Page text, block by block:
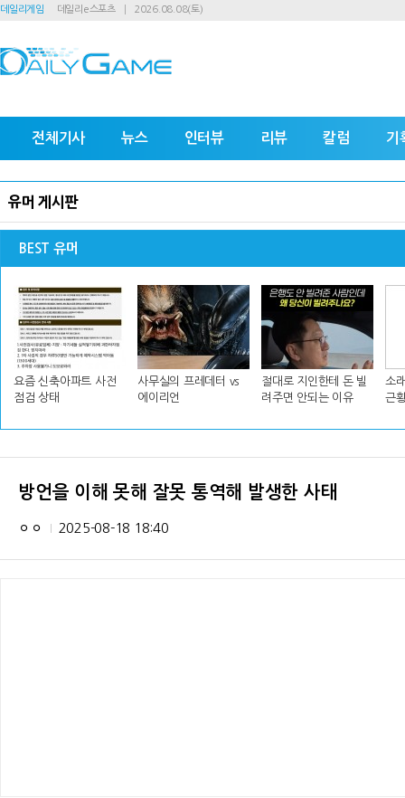
데일리게임 데일리e스포츠 2026.08.08(토)
전체기사 뉴스 인터뷰 리뷰 칼럼 기
유머 게시판
BEST 유머
요즘 신축아파트 사전
점검 상태
사무실의 프레데터 vs
에이리언
절대로 지인한테 돈 빌
려주면 안되는 이유
소
근
방언을 이해 못해 잘못 통역해 발생한 사태
ㅇㅇ 2025-08-18 18:40